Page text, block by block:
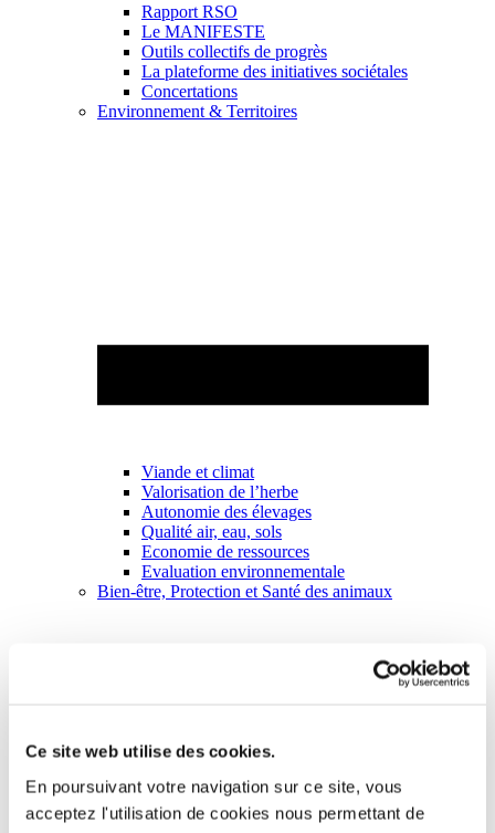
Ce site web utilise des cookies.
En poursuivant votre navigation sur ce site, vous
acceptez l'utilisation de cookies nous permettant de
Rapport RSO
Le MANIFESTE
Outils collectifs de progrès
La plateforme des initiatives sociétales
Concertations
Environnement & Territoires
Viande et climat
Valorisation de l’herbe
Autonomie des élevages
Qualité air, eau, sols
Economie de ressources
Evaluation environnementale
Bien-être, Protection et Santé des animaux